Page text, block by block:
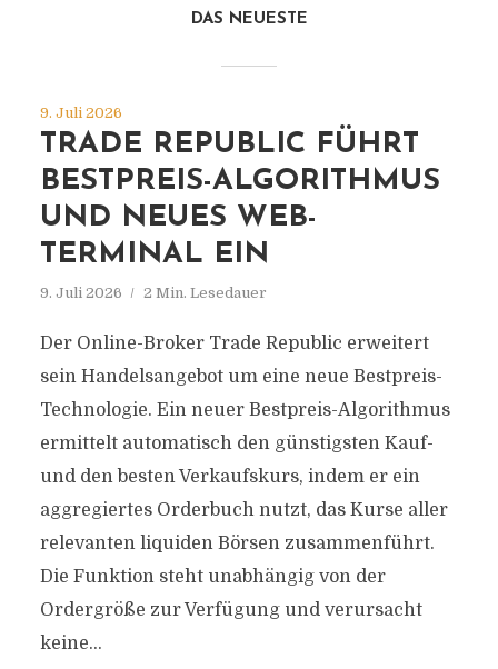
DAS NEUESTE
9. Juli 2026
TRADE REPUBLIC FÜHRT
BESTPREIS-ALGORITHMUS
UND NEUES WEB-
TERMINAL EIN
9. Juli 2026 2 Min. Lesedauer
Der Online-Broker Trade Republic erweitert
sein Handelsangebot um eine neue Bestpreis-
Technologie. Ein neuer Bestpreis-Algorithmus
ermittelt automatisch den günstigsten Kauf-
und den besten Verkaufskurs, indem er ein
aggregiertes Orderbuch nutzt, das Kurse aller
relevanten liquiden Börsen zusammenführt.
Die Funktion steht unabhängig von der
Ordergröße zur Verfügung und verursacht
keine...